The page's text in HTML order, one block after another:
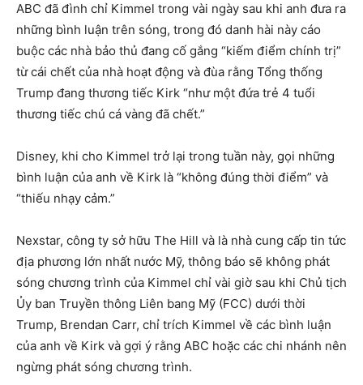
ABC đã đình chỉ Kimmel trong vài ngày sau khi anh đưa ra
những bình luận trên sóng, trong đó danh hài này cáo
buộc các nhà bảo thủ đang cố gắng “kiếm điểm chính trị”
từ cái chết của nhà hoạt động và đùa rằng Tổng thống
Trump đang thương tiếc Kirk “như một đứa trẻ 4 tuổi
thương tiếc chú cá vàng đã chết.”
Disney, khi cho Kimmel trở lại trong tuần này, gọi những
bình luận của anh về Kirk là “không đúng thời điểm” và
“thiếu nhạy cảm.”
Nexstar, công ty sở hữu The Hill và là nhà cung cấp tin tức
địa phương lớn nhất nước Mỹ, thông báo sẽ không phát
sóng chương trình của Kimmel chỉ vài giờ sau khi Chủ tịch
Ủy ban Truyền thông Liên bang Mỹ (FCC) dưới thời
Trump, Brendan Carr, chỉ trích Kimmel về các bình luận
của anh về Kirk và gợi ý rằng ABC hoặc các chi nhánh nên
ngừng phát sóng chương trình.